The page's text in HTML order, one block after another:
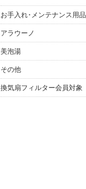
お手入れ･メンテナンス用品
アラウーノ
美泡湯
その他
換気扇フィルター会員対象